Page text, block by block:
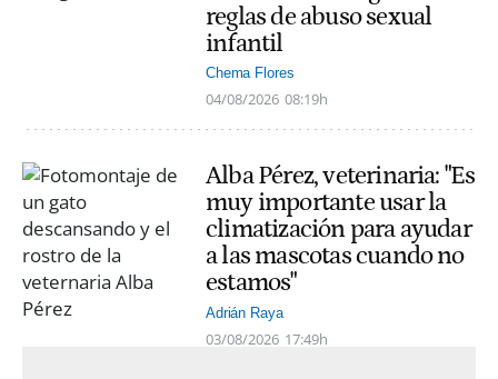
reglas de abuso sexual
infantil
Chema Flores
04/08/2026 08:19h
Alba Pérez, veterinaria: "Es
muy importante usar la
climatización para ayudar
a las mascotas cuando no
estamos"
Adrián Raya
03/08/2026 17:49h